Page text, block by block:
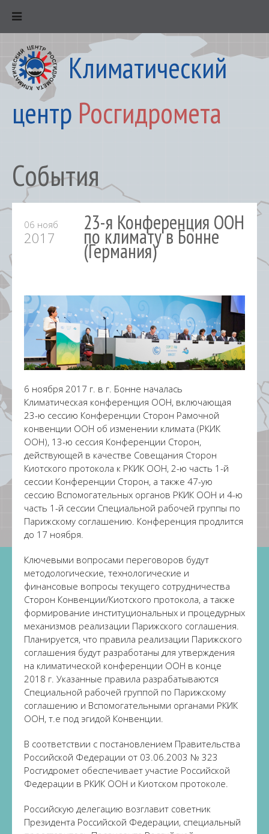
Климатический
центр Росгидромета
События
06 нояб
2017
23-я Конференция ООН
по климату в Бонне
(Германия)
6 ноября 2017 г. в г. Бонне началась
Климатическая конференция ООН, включающая
23-ю сессию Конференции Сторон Рамочной
конвенции ООН об изменении климата (РКИК
ООН), 13-ю сессия Конференции Сторон,
действующей в качестве Совещания Сторон
Киотского протокола к РКИК ООН, 2-ю часть 1-й
сессии Конференции Сторон, а также 47-ую
сессию Вспомогательных органов РКИК ООН и 4-ю
часть 1-й сессии Специальной рабочей группы по
Парижскому соглашению. Конференция продлится
до 17 ноября.
Ключевыми вопросами переговоров будут
методологические, технологические и
финансовые вопросы текущего сотрудничества
Сторон Конвенции/Киотского протокола, а также
формирование институциональных и процедурных
механизмов реализации Парижского соглашения.
Планируется, что правила реализации Парижского
соглашения будут разработаны для утверждения
на климатической конференции ООН в конце
2018 г. Указанные правила разрабатываются
Специальной рабочей группой по Парижскому
соглашению и Вспомогательными органами РКИК
ООН, т.е под эгидой Конвенции.
В соответствии с постановлением Правительства
Российской Федерации от 03.06.2003 № 323
Росгидромет обеспечивает участие Российской
Федерации в РКИК ООН и Киотском протоколе.
Российскую делегацию возглавит советник
Президента Российской Федерации, специальный